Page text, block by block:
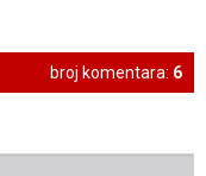
broj komentara: 6